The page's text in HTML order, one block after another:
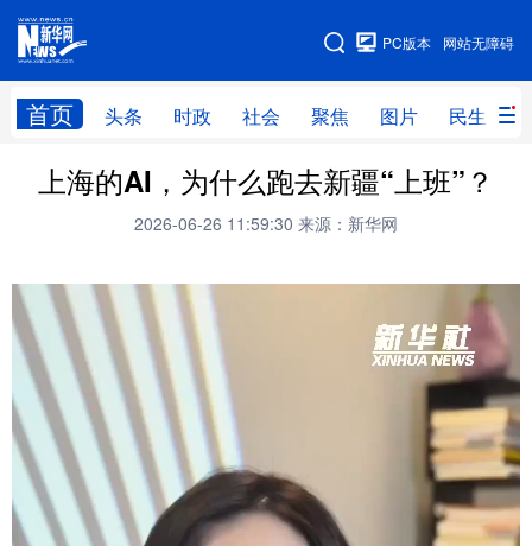
网站无障碍
PC版本
首页 头条 时政 社会 聚焦 图片 民生
网站地图
头条 时政 社会 聚焦
民生 访谈
访惠聚 专题 服务 援疆
云游新疆 云端悦读 光影新疆
人事频道 融媒体联播 新华视角看新疆
地方频道
北京 天津 河北 山西
上海的AI，为什么跑去新疆“上班”？
2026-06-26 11:59:30 来源：新华网